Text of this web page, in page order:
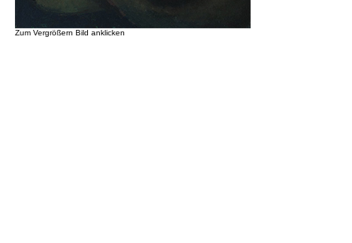
Zum Vergrößern Bild anklicken